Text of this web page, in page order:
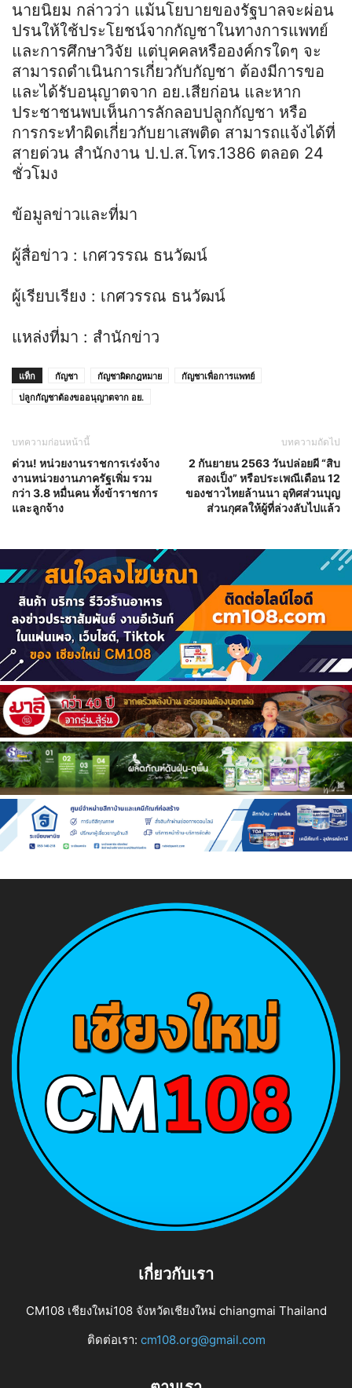
นายนิยม กล่าวว่า แม้นโยบายของรัฐบาลจะผ่อน
ปรนให้ใช้ประโยชน์จากกัญชาในทางการแพทย์
และการศึกษาวิจัย แต่บุคคลหรือองค์กรใดๆ จะ
สามารถดำเนินการเกี่ยวกับกัญชา ต้องมีการขอ
และได้รับอนุญาตจาก อย.เสียก่อน และหาก
ประชาชนพบเห็นการลักลอบปลูกกัญชา หรือ
การกระทำผิดเกี่ยวกับยาเสพติด สามารถแจ้งได้ที่
สายด่วน สำนักงาน ป.ป.ส.โทร.1386 ตลอด 24
ชั่วโมง
ข้อมูลข่าวและที่มา
ผู้สื่อข่าว : เกศวรรณ ธนวัฒน์
ผู้เรียบเรียง : เกศวรรณ ธนวัฒน์
แหล่งที่มา : สำนักข่าว
แท็ก กัญชา กัญชาผิดกฎหมาย
กัญชาเพื่อการแพทย์
ปลูกกัญชาต้องขออนุญาตจาก อย.
บทความก่อนหน้านี้
ด่วน! หน่วยงานราชการเร่งจ้าง
งานหน่วยงานภาครัฐเพิ่ม รวม
กว่า 3.8 หมื่นคน ทั้งข้าราชการ
และลูกจ้าง
บทความถัดไป
2 กันยายน 2563 วันปล่อยผี “สิบ
สองเป็ง” หรือประเพณีเดือน 12
ของชาวไทยล้านนา อุทิศส่วนบุญ
ส่วนกุศลให้ผู้ที่ล่วงลับไปแล้ว
เกี่ยวกับเรา
CM108 เชียงใหม่108 จังหวัดเชียงใหม่ chiangmai Thailand
ติดต่อเรา: cm108.org@gmail.com